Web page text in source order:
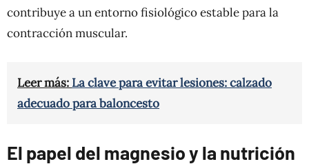
contribuye a un entorno fisiológico estable para la
contracción muscular.
Leer más: La clave para evitar lesiones: calzado
adecuado para baloncesto
El papel del magnesio y la nutrición